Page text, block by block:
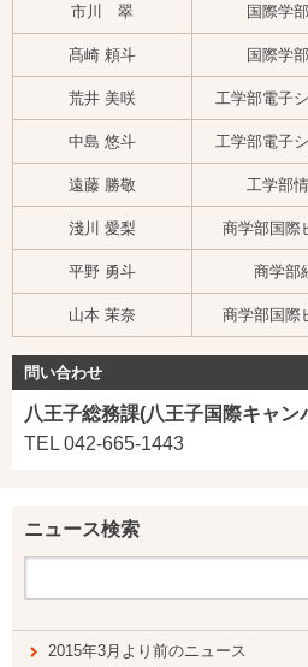
市川 翠 国際学
髙崎 頼斗 国際学
荒井 美咲
工学部電子
中島 悠斗
工学部電子
遠藤 勝敬 工学部
淺川 愛梨 商学部国際
平野 勇斗 商学部
山本 茉奈 商学部国際
問い合わせ
八王子総務課(八王子国際キャン
TEL 042-665-1443
ニュース検索
2015年3月より前のニュース